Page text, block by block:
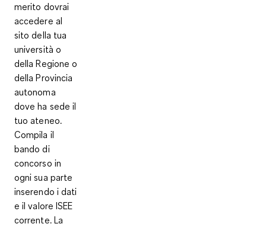
merito dovrai
accedere al
sito della tua
università o
della Regione o
della Provincia
autonoma
dove ha sede il
tuo ateneo.
Compila il
bando di
concorso in
ogni sua parte
inserendo i dati
e il valore ISEE
corrente. La